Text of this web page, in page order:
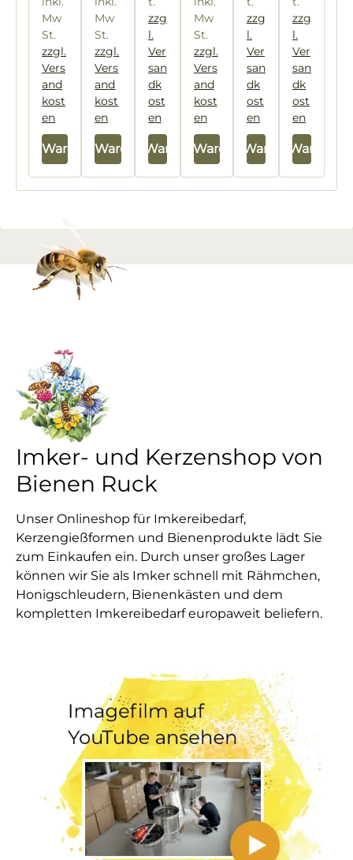
Mw
St.
zzgl.
Vers
and
kost
en
den Warenkorb
Mw
St.
zzgl.
Vers
and
kost
en
In den Warenkorb
zzg
l.
Ver
san
dk
ost
en
In den Warenkorb
Mw
St.
zzgl.
Vers
and
kost
en
In den Warenkorb
c
m
zzg
l.
Ver
san
dk
ost
en
In den Warenkorb
zzg
l.
Ver
san
dk
ost
en
In den
Imker- und Kerzenshop von
Bienen Ruck
Unser Onlineshop für Imkereibedarf,
Kerzengießformen und Bienenprodukte lädt Sie
zum Einkaufen ein. Durch unser großes Lager
können wir Sie als Imker schnell mit Rähmchen,
Honigschleudern, Bienenkästen und dem
kompletten Imkereibedarf europaweit beliefern.